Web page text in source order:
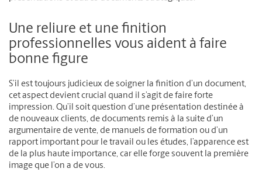
Une reliure et une finition
professionnelles vous aident à faire
bonne figure
S’il est toujours judicieux de soigner la finition d’un document,
cet aspect devient crucial quand il s’agit de faire forte
impression. Qu’il soit question d’une présentation destinée à
de nouveaux clients, de documents remis à la suite d’un
argumentaire de vente, de manuels de formation ou d’un
rapport important pour le travail ou les études, l’apparence est
de la plus haute importance, car elle forge souvent la première
image que l’on a de vous.